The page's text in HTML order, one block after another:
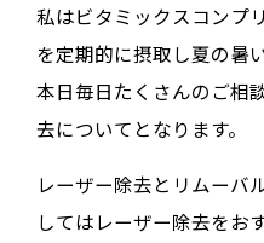
私はビタミックスコンプ
を定期的に摂取し夏の暑
本日毎日たくさんのご相
去についてとなります。
レーザー除去とリムーバ
してはレーザー除去をお